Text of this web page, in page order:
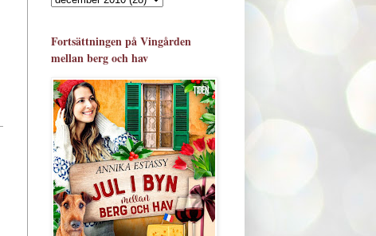
Fortsättningen på Vingården
mellan berg och hav